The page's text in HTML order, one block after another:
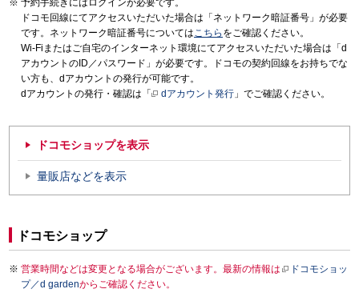
予約手続きにはログインが必要です。
ドコモ回線にてアクセスいただいた場合は「ネットワーク暗証番号」が必要
です。ネットワーク暗証番号についてはこちら をご確認ください。
Wi-Fiまたはご自宅のインターネット環境にてアクセスいただいた場合は「d
アカウントのID／パスワード」が必要です。ドコモの契約回線をお持ちでな
い方も、dアカウントの発行が可能です。
dアカウントの発行・確認は「
dアカウント発行 」でご確認ください。
ドコモショップを表示
量販店などを表示
ドコモショップ
営業時間などは変更となる場合がございます。最新の情報は
ドコモショッ
プ／d gardenからご確認ください。